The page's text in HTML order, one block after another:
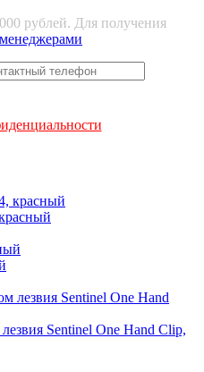
рублей. Для получения
Sentinel One Hand Clip,